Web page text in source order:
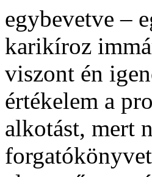
egybevetve –
karikíroz
viszont én
értékelem a
alkotást, mert
forgatókönyvet